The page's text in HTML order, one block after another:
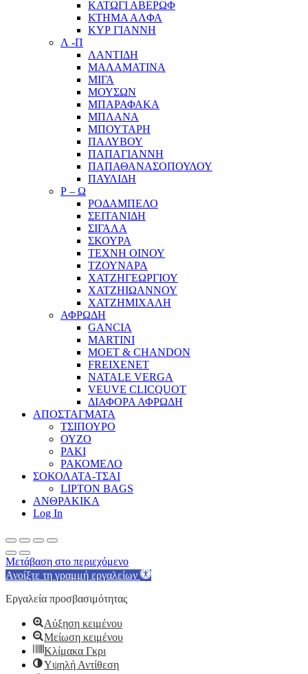
ΚΑΤΩΓΙ ΑΒΕΡΩΦ
ΚΤΗΜΑ ΑΛΦΑ
ΚΥΡ ΓΙΑΝΝΗ
Λ -Π
ΛΑΝΤΙΔΗ
ΜΑΛΑΜΑΤΙΝΑ
ΜΙΓΑ
ΜΟΥΣΩΝ
ΜΠΑΡΑΦΑΚΑ
ΜΠΛΑΝΑ
ΜΠΟΥΤΑΡΗ
ΠΑΛΥΒΟΥ
ΠΑΠΑΓΙΑΝΝΗ
ΠΑΠΑΘΑΝΑΣΟΠΟΥΛΟΥ
ΠΑΥΛΙΔΗ
Ρ – Ω
ΡΟΔΑΜΠΕΛΟ
ΣΕΙΤΑΝΙΔΗ
ΣΙΓΑΛΑ
ΣΚΟΥΡΑ
ΤΕΧΝΗ ΟΙΝΟΥ
ΤΖΟΥΝΑΡΑ
ΧΑΤΖΗΓΕΩΡΓΙΟΥ
ΧΑΤΖΗΙΩΑΝΝΟΥ
ΧΑΤΖΗΜΙΧΑΛΗ
ΑΦΡΩΔΗ
GANCIA
MARTINI
MOET & CHANDON
FREIXENET
NATALE VERGA
VEUVE CLICQUOT
ΔΙΑΦΟΡΑ ΑΦΡΩΔΗ
ΑΠΟΣΤΑΓΜΑΤΑ
ΤΣΙΠΟΥΡΟ
ΟΥΖΟ
ΡΑΚΙ
ΡΑΚΟΜΕΛΟ
ΣΟΚΟΛΑΤΑ-ΤΣΑΙ
LIPTON BAGS
ΑΝΘΡΑΚΙΚΑ
Log In
Μετάβαση στο περιεχόμενο
Ανοίξτε τη γραμμή εργαλείων
Εργαλεία προσβασιμότητας
Αύξηση κειμένου
Μείωση κειμένου
Κλίμακα Γκρι
Υψηλή Αντίθεση